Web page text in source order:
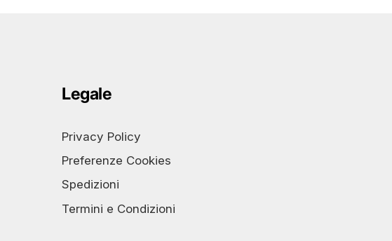
Legale
Privacy Policy
Preferenze Cookies
Spedizioni
Termini e Condizioni